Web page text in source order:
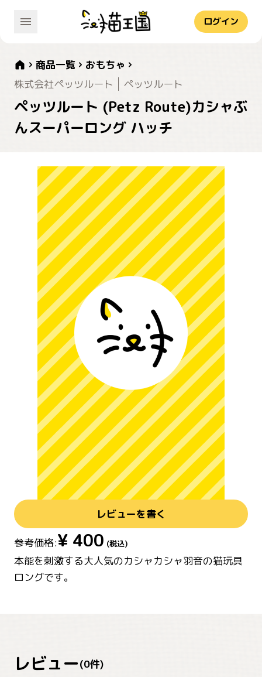
ログイン
商品一覧
おもちゃ
株式会社ペッツルート
ペッツルート
ペッツルート (Petz Route)カシャぶ
んスーパーロング ハッチ
レビューを書く
参考価格:¥ 400 (税込)
本能を刺激する大人気のカシャカシャ羽音の猫玩具
ロングです。
レビュー(0件)